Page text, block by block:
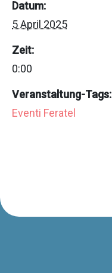
Datum:
5 April 2025
Zeit:
0:00
Veranstaltung-Tags:
Eventi Feratel